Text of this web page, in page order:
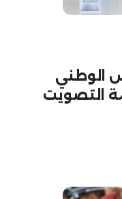
الوطني
التصويت